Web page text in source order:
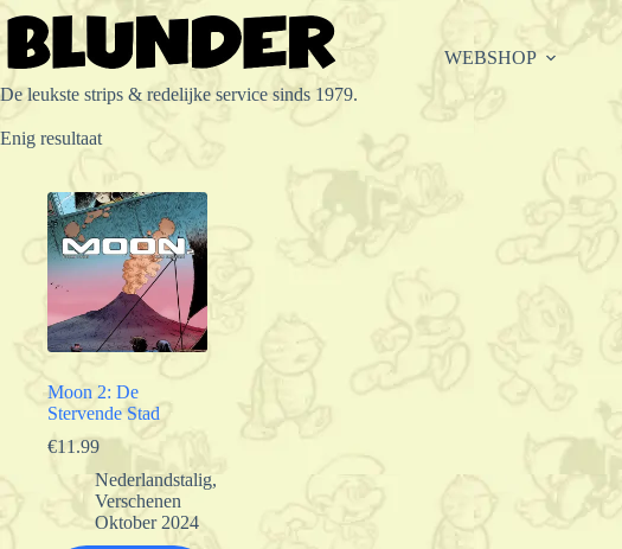
Ga
naar
inhoud
De leukste strips & redelijke service sinds 1979.
WEBSHOP
Enig resultaat
Moon 2: De
Stervende Stad
€11.99
Nederlandstalig,
Verschenen
Oktober 2024